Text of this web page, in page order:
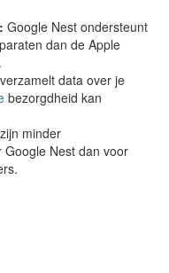
Google Nest ondersteunt
dan de Apple
data over je
bezorgdheid kan
minder
Nest dan voor